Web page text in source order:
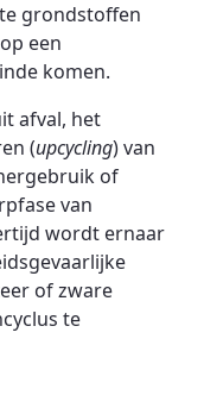
grondstoffen
een
komen.
afval, het
(upcycling) van
of
van
wordt ernaar
of zware
te